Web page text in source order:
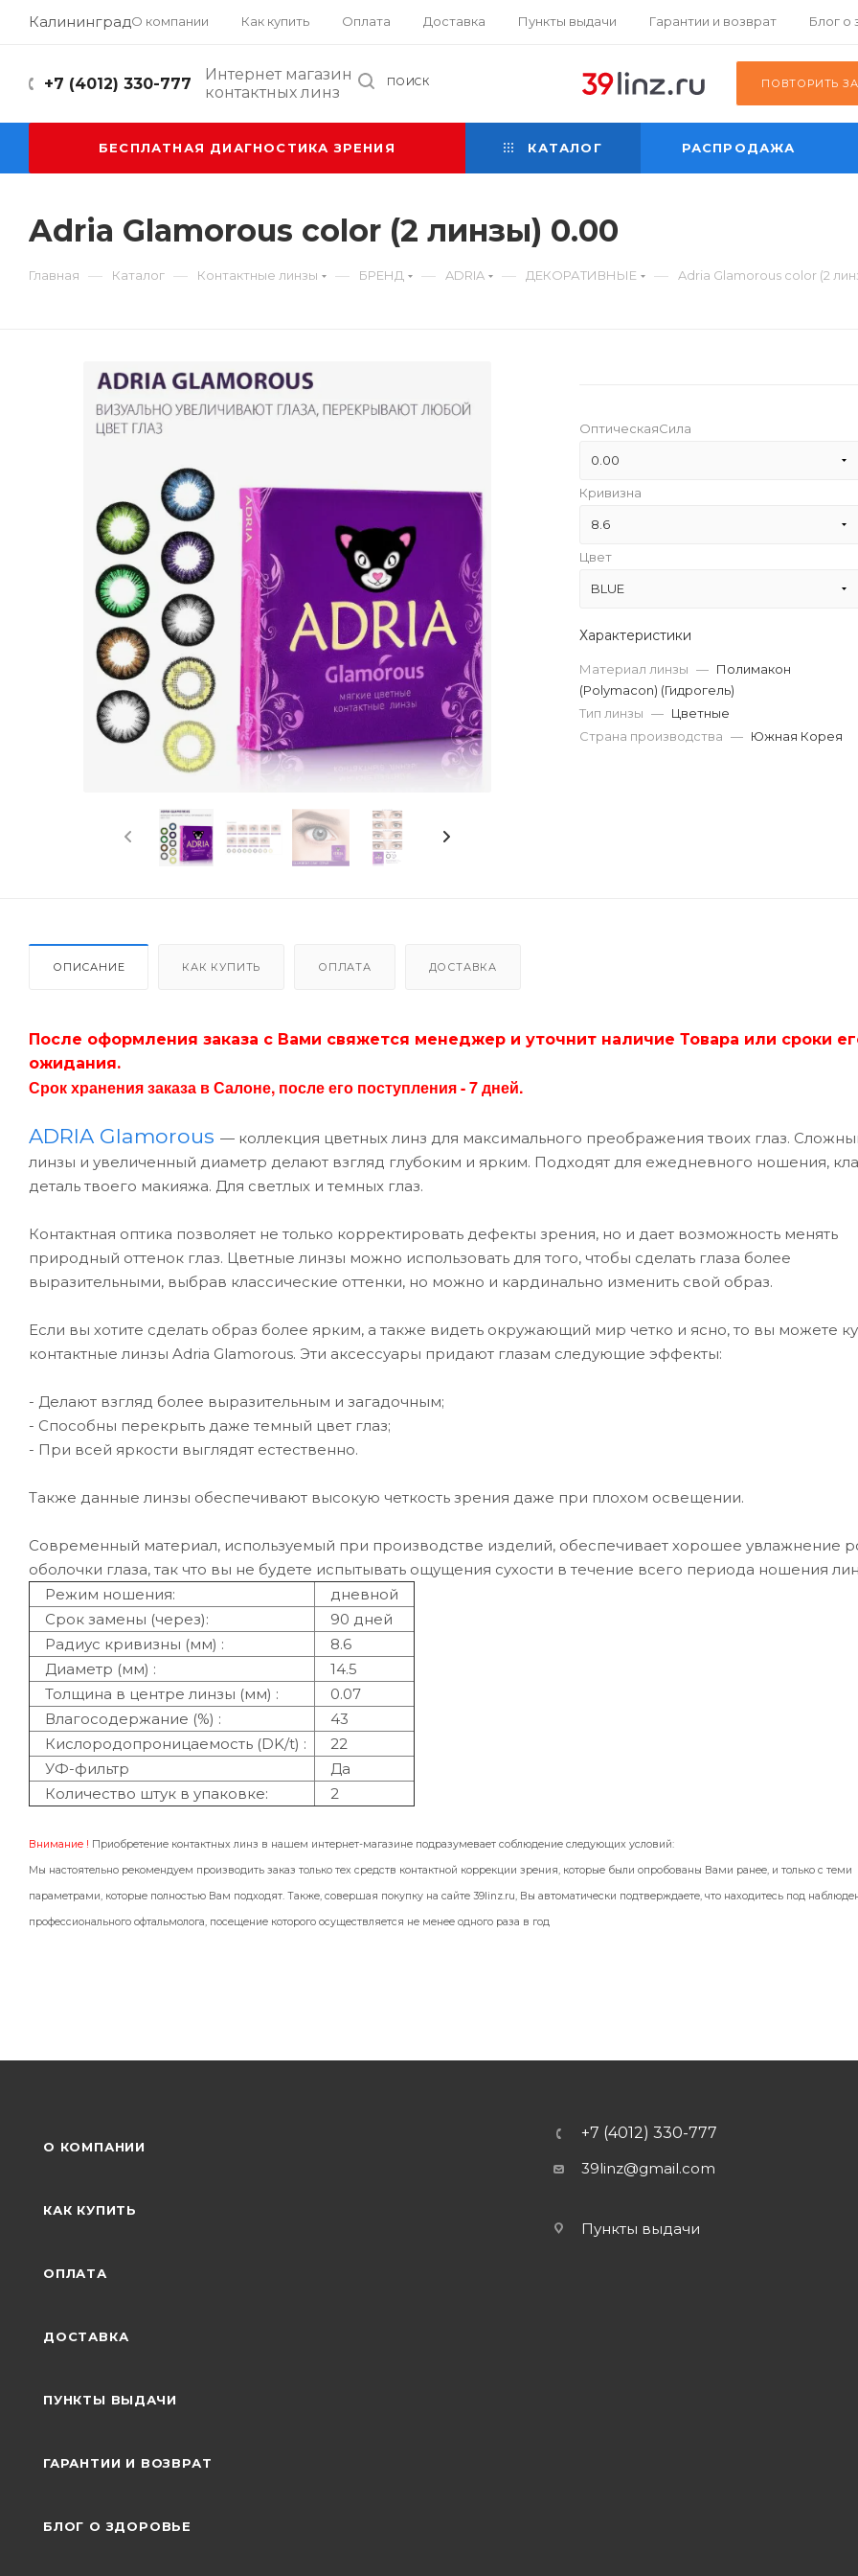
КалининградО компании Как купить Оплата Доставка Пункты выдачи Гарантии и возврат Блог о
+7 (4012) 330-777
Интернет магазин
контактных линз
ПОИСК ПОВТОРИТЬ
БЕСПЛАТНАЯ ДИАГНОСТИКА ЗРЕНИЯ КАТАЛОГ РАСПРОДАЖА
Adria Glamorous color (2 линзы) 0.00
Главная — Каталог — Контактные линзы — БРЕНД — ADRIA — ДЕКОРАТИВНЫЕ — Adria Glamorous color (2
ОптическаяСила
0.00
0.00
Кривизна
8.6
8.6
Цвет
BLUE
BLUE
GOLD
Характеристики
Материал линзы — Полимакон
(Polymacon) (Гидрогель)
Тип линзы — Цветные
Страна производства — Южная Корея
ОПИСАНИЕ КАК КУПИТЬ ОПЛАТА ДОСТАВКА
После оформления заказа с Вами свяжется менеджер и уточнит наличие Товара или сроки
ожидания.
Срок хранения заказа в Салоне, после его поступления - 7 дней.
ADRIA Glamorous — коллекция цветных линз для максимального преображения твоих глаз.
линзы и увеличенный диаметр делают взгляд глубоким и ярким. Подходят для ежедневного ношения,
деталь твоего макияжа. Для светлых и темных глаз.
Контактная оптика позволяет не только корректировать дефекты зрения, но и дает возможность менять
природный оттенок глаз. Цветные линзы можно использовать для того, чтобы сделать глаза более
выразительными, выбрав классические оттенки, но можно и кардинально изменить свой образ.
Если вы хотите сделать образ более ярким, а также видеть окружающий мир четко и ясно, то вы можете
контактные линзы Adria Glamorous. Эти аксессуары придают глазам следующие эффекты:
- Делают взгляд более выразительным и загадочным;
- Способны перекрыть даже темный цвет глаз;
- При всей яркости выглядят естественно.
Также данные линзы обеспечивают высокую четкость зрения даже при плохом освещении.
Современный материал, используемый при производстве изделий, обеспечивает хорошее увлажнение
оболочки глаза, так что вы не будете испытывать ощущения сухости в течение всего периода ношения
Режим ношения:
дневной
Срок замены (через):
90 дней
Радиус кривизны (мм) :
8.6
Диаметр (мм) :
14.5
Толщина в центре линзы (мм) :
0.07
Влагосодержание (%) :
43
Кислородопроницаемость (DK/t) :
22
УФ-фильтр
Да
Количество штук в упаковке:
2
Внимание ! Приобретение контактных линз в нашем интернет-магазине подразумевает соблюдение следующих условий:
Мы настоятельно рекомендуем производить заказ только тех средств контактной коррекции зрения, которые были опробованы Вами ранее, и только с теми
параметрами, которые полностью Вам подходят. Также, совершая покупку на сайте 39linz.ru, Вы автоматически подтверждаете, что находитесь под
профессионального офтальмолога, посещение которого осуществляется не менее одного раза в год
О КОМПАНИИ
КАК КУПИТЬ
ОПЛАТА
ДОСТАВКА
ПУНКТЫ ВЫДАЧИ
ГАРАНТИИ И ВОЗВРАТ
БЛОГ О ЗДОРОВЬЕ
+7 (4012) 330-777
39linz@gmail.com
Пункты выдачи